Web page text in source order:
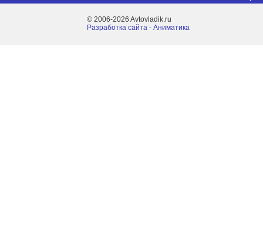
© 2006-2026 Avtovladik.ru
Разработка сайта - Aниматика